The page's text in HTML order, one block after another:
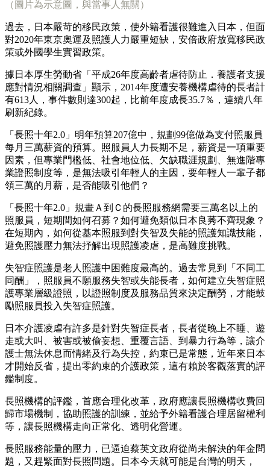
（圖片為示意圖，與當事人無關）
過去，日本嚴苛的移民政策，使外籍看護很難進入日本，但面
對2020年東京奧運及照護人力嚴重短缺，安倍政府放寬移民政
策或外國學生實習政策。
據日本厚生勞動省「平成26年度高齡者虐待防止．養護者支援
應對情況相關調查」顯示，2014年度遭安養機構虐待的長者計
有613人，事件數則達300起，比前年度成長35.7％，連續八年
刷新紀錄。
「長照十年2.0」明年預算207億中，規劃99億做為支付照服員
每月三萬薪資的預算。照服員人力長期不足，薪資是一項重要
因素，但專業門檻低、社會地位低、欠缺職涯規劃、無進階專
業證照制度等，是無法吸引年輕人的主因，要年輕人一輩子都
領三萬的月薪，是否能吸引他們？
「長照十年2.0」規畫Ａ到Ｃ的長照服務網需要三萬名以上的
照服員，短期間如何召募？如何避免類似日本良莠不齊現象？
在短期內，如何從基本照服到對失智及失能的照護知識技能，
避免照護壓力無法抒解出現照護凌虐，是高難度挑戰。
失智症照護是老人照護中困難度最高的。過去常見到「不同工
同酬」，照服員不願服務失智或失能長者，如何建立失智症照
護專業層級證照，以證照制度及服務品質來決定酬勞，才能鼓
勵照服員投入失智症照護。
日本介護凌虐有許多是針對失智症長者，長者從晚上不睡、遊
走或大叫、被害或被偷妄想、重覆言語、到暴力行為等，讓介
護士無法休息而情緒及行為失控，約束已是常態，近年來日本
才開始反省，提出零約束的介護政策，這有賴於客觀落實的評
鑑制度。
長照機構的評鑑，首應合理化改革，政府應讓長照機構收費回
歸市場機制，協助照護的訓練，並給予外籍看護合理居留權利
等，讓長照機構走向正常化、透明化營運。
長照服務能量的壓力，已逼迫蔡英文政府從尚未解決的年金問
題，又趕緊面對長照問題。日本今天就可能是台灣的明天，